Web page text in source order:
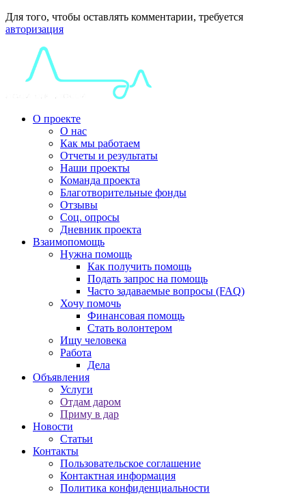
Для того, чтобы оставлять комментарии, требуется
авторизация
О проекте
О нас
Как мы работаем
Отчеты и результаты
Наши проекты
Команда проекта
Благотворительные фонды
Отзывы
Соц. опросы
Дневник проекта
Взаимопомощь
Нужна помощь
Как получить помощь
Подать запрос на помощь
Часто задаваемые вопросы (FAQ)
Хочу помочь
Финансовая помощь
Стать волонтером
Ищу человека
Работа
Дела
Объявления
Услуги
Отдам даром
Приму в дар
Новости
Статьи
Контакты
Пользовательское соглашение
Контактная информация
Политика конфиденциальности